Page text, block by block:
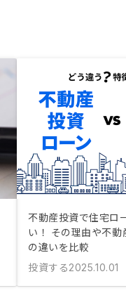
不動産投資で住宅ロ
い！ その理由や不
の違いを比較
投資する2025.10.01